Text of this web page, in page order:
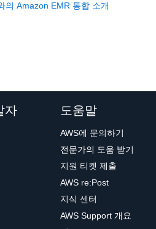
의 Amazon EMR 통합 소개
자 도움말
AWS에 문의하기
전문가의 도움 받기
지원 티켓 제출
AWS re:Post
지식 센터
AWS Support 개요